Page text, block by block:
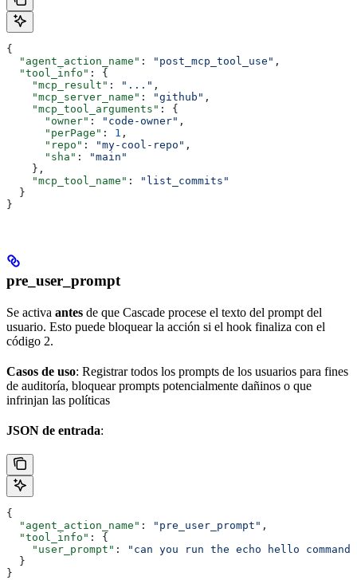
{
  "agent_action_name"
: "post_mcp_tool_use" ,
  "tool_info"
: {
    "mcp_result"
: "..." ,
    "mcp_server_name"
: "github" ,
    "mcp_tool_arguments"
: {
      "owner"
: "code-owner" ,
      "perPage"
: 1 ,
      "repo"
: "my-cool-repo" ,
      "sha"
:
"main"
    },
    "mcp_tool_name"
:
"list_commits"
  }
}
pre_user_prompt
Se activa antes de que Cascade procese el texto del prompt del
usuario. Esto puede bloquear la acción si el hook finaliza con el
código 2.
Casos de uso: Registrar todos los prompts de los usuarios para fines
de auditoría, bloquear prompts potencialmente dañinos o que
infrinjan las políticas
JSON de entrada:
{
  "agent_action_name"
: "pre_user_prompt" ,
  "tool_info"
: {
    "user_prompt"
:
"can you run the echo hello command"
  }
}